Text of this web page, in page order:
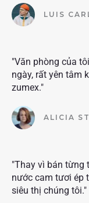
LUIS
"Văn phòng của
ngày, rất yên tâm
zumex."
ALICIA
"Thay vì bán từng
nước cam tươi ép
siêu thị chúng tôi."